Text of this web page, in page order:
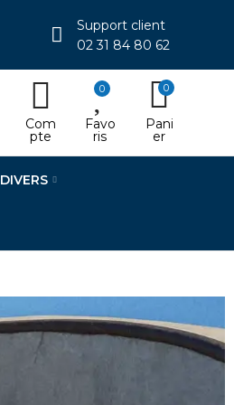
Support client
02 31 84 80 62
Com
pte
0
Favo
ris
0
Pani
er
DIVERS